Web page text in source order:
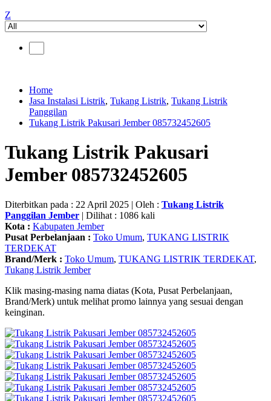
Z
Home
Jasa Instalasi Listrik, Tukang Listrik, Tukang Listrik
Panggilan
Tukang Listrik Pakusari Jember 085732452605
Tukang Listrik Pakusari
Jember 085732452605
Diterbitkan pada : 22 April 2025 | Oleh : Tukang Listrik
Panggilan Jember | Dilihat : 1086 kali
Kota : Kabupaten Jember
Pusat Perbelanjaan : Toko Umum, TUKANG LISTRIK
TERDEKAT
Brand/Merk : Toko Umum, TUKANG LISTRIK TERDEKAT,
Tukang Listrik Jember
Klik masing-masing nama diatas (Kota, Pusat Perbelanjaan,
Brand/Merk) untuk melihat promo lainnya yang sesuai dengan
keinginan.